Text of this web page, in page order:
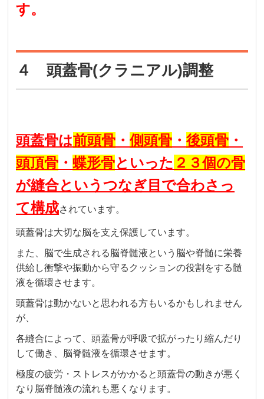
す。
４ 頭蓋骨(クラニアル)調整
頭蓋骨は前頭骨 ・側頭骨 ・後頭骨 ・
頭頂骨 ・蝶形骨といった ２３個の骨
が縫合というつなぎ目で合わさっ
て構成されています。
頭蓋骨は大切な脳を支え保護しています。
また、脳で生成される脳脊髄液という脳や脊髄に栄養
供給し衝撃や振動から守るクッションの役割をする髄
液を循環させます。
頭蓋骨は動かないと思われる方もいるかもしれません
が、
各縫合によって、頭蓋骨が呼吸で拡がったり縮んだり
して働き、脳脊髄液を循環させます。
極度の疲労・ストレスがかかると頭蓋骨の動きが悪く
なり脳脊髄液の流れも悪くなります。